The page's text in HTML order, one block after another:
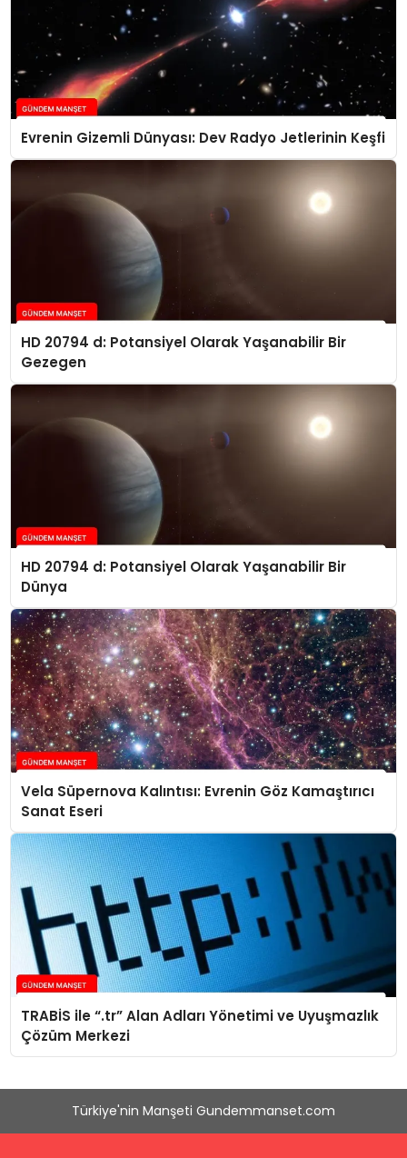
Evrenin Gizemli Dünyası: Dev Radyo Jetlerinin Keşfi
HD 20794 d: Potansiyel Olarak Yaşanabilir Bir
Gezegen
HD 20794 d: Potansiyel Olarak Yaşanabilir Bir
Dünya
Vela Süpernova Kalıntısı: Evrenin Göz Kamaştırıcı
Sanat Eseri
TRABİS ile “.tr” Alan Adları Yönetimi ve Uyuşmazlık
Çözüm Merkezi
Türkiye'nin Manşeti Gundemmanset.com